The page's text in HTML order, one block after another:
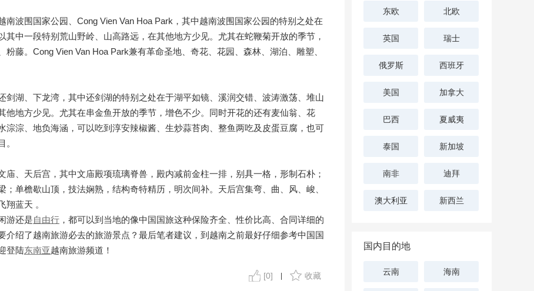
波围国家公园、Cong Vien Van Hoa Park，其中越南波围国家公园的特别之处在
中一段特别荒山野岭、山高路远，在其他地方少见。尤其在蛇鞭菊开放的季节，
藤。Cong Vien Van Hoa Park兼有革命圣地、奇花、花园、森林、湖泊、雕塑、
剑湖、下龙湾，其中还剑湖的特别之处在于湖平如镜、溪润交错、波涛激荡、堆山
地方少见。尤其在串金鱼开放的季节，增色不少。同时开花的还有麦仙翁、花
淙、地负海涵，可以吃到淳安辣椒酱、生炒蒜苔肉、整鱼两吃及皮蛋豆腐，也可
。
、天后宫，其中文庙殿项琉璃脊兽，殿内减前金柱一排，别具一格，形制石朴；
单檐歇山顶，技法娴熟，结构奇特精历，明次间补。天后宫集弯、曲、风、峻、
蓝天 。
游还是自由行 ，都可以到当地的像中国国旅这种保险齐全、性价比高、合同详细的
绍了越南旅游必去的旅游景点？最后笔者建议，到越南之前最好仔细参考中国国
登陆东南亚越南旅游频道！
[0] 收藏
东欧 北欧
英国 瑞士
俄罗斯 西班牙
美国 加拿大
巴西 夏威夷
泰国 新加坡
南非 迪拜
澳大利亚 新西兰
国内目的地
云南 海南